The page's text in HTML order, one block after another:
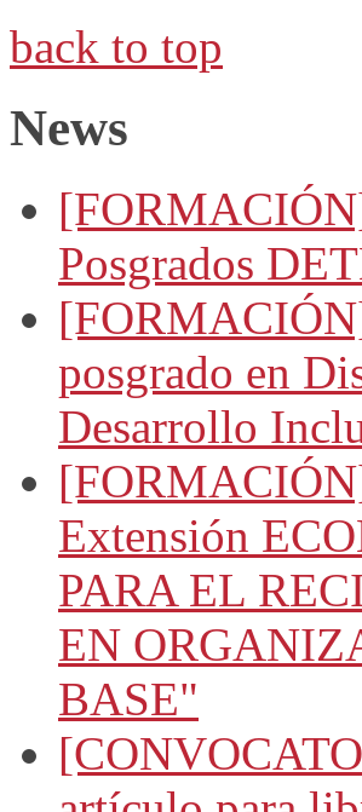
back to top
News
Posgrados
posgrado en
Desarrollo
Extensión
PARA EL
EN
BASE"